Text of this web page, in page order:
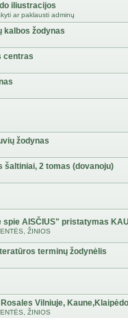
iliustracijos
ar paklausti adminų
kalbos žodynas
centras
žodynas
šaltiniai, 2 tomas (dovanoju)
spie AISČIUS" pristatymas
ŽINIOS
terminų žodynėlis
Vilniuje,
ŽINIOS